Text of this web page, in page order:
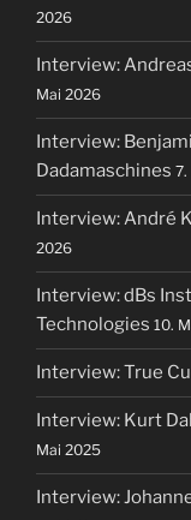
2026
Interview:
Mai 2026
Interview:
Dadamaschines 7.
Interview: André
2026
Interview: dBs
Technologies 10.
Interview: True
Interview: Kurt
Mai 2025
Interview: